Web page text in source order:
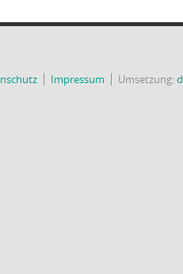
Impressum Umsetzung: